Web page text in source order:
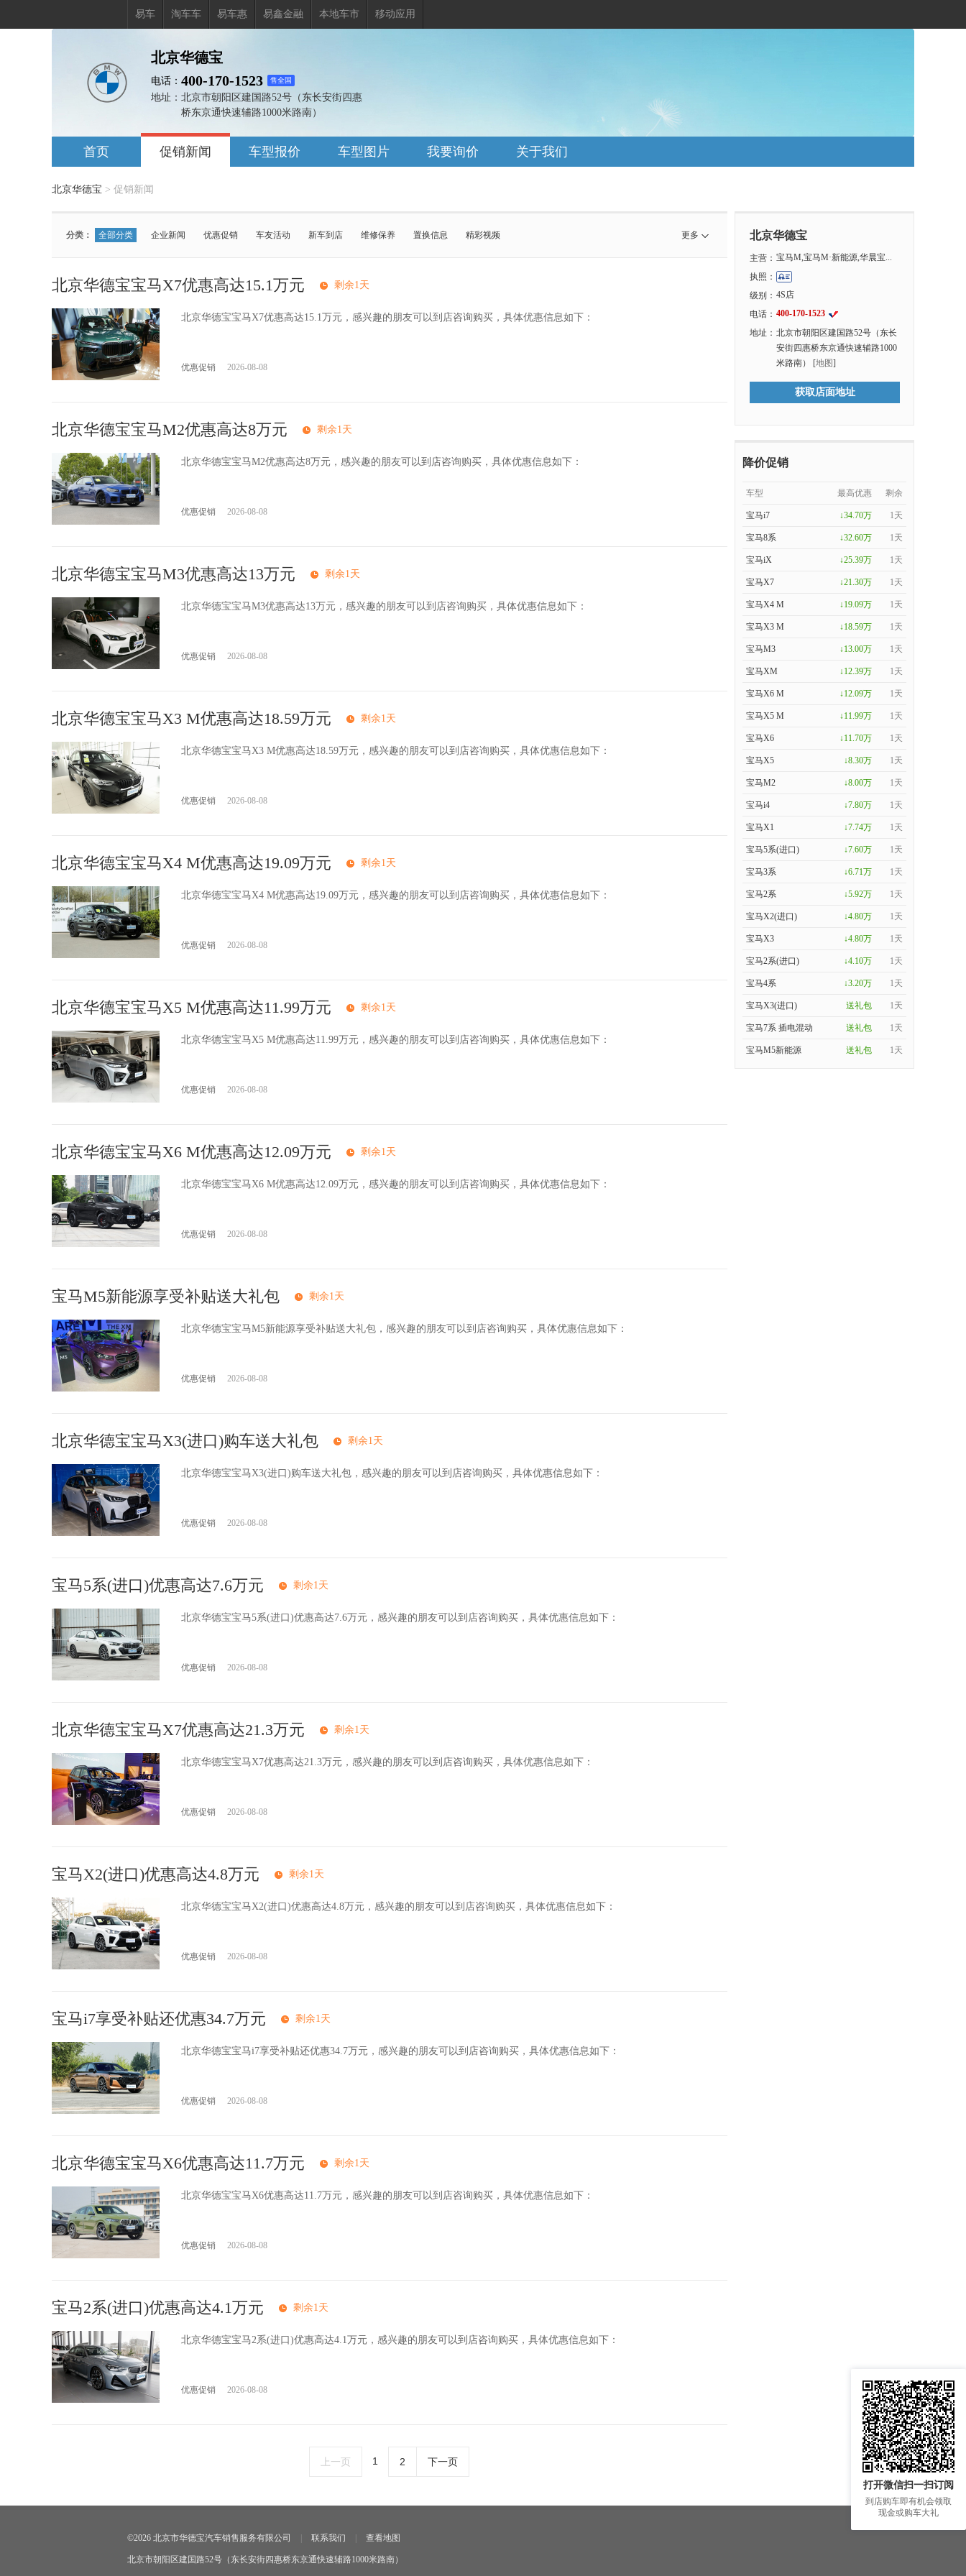
易车 淘车车 易车惠 易鑫金融 本地车市 移动应用
北京华德宝
电话： 400-170-1523 售全国
地址： 北京市朝阳区建国路52号（东长安街四惠
桥东京通快速辅路1000米路南）
打开微信扫一扫订阅
到店购车即有机会领取
现金或购车大礼
首页 促销新闻 车型报价 车型图片 我要询价 关于我们
北京华德宝 > 促销新闻
更多
分类： 全部分类 企业新闻 优惠促销 车友活动 新车到店 维修保养 置换信息 精彩视频
宝马M5新能源 宝马X3(进口) 宝马5系(进口) 宝马X2(进口)
宝马2系(进口)
宝马7系 插电混动
北京华德宝宝马X7优惠高达15.1万元 剩余1天
北京华德宝宝马X7优惠高达15.1万元，感兴趣的朋友可以到店咨询购买，具体优惠信息如下：
优惠促销 2026-08-08
北京华德宝宝马M2优惠高达8万元 剩余1天
北京华德宝宝马M2优惠高达8万元，感兴趣的朋友可以到店咨询购买，具体优惠信息如下：
优惠促销 2026-08-08
北京华德宝宝马M3优惠高达13万元 剩余1天
北京华德宝宝马M3优惠高达13万元，感兴趣的朋友可以到店咨询购买，具体优惠信息如下：
优惠促销 2026-08-08
北京华德宝宝马X3 M优惠高达18.59万元 剩余1天
北京华德宝宝马X3 M优惠高达18.59万元，感兴趣的朋友可以到店咨询购买，具体优惠信息如下：
优惠促销 2026-08-08
北京华德宝宝马X4 M优惠高达19.09万元 剩余1天
北京华德宝宝马X4 M优惠高达19.09万元，感兴趣的朋友可以到店咨询购买，具体优惠信息如下：
优惠促销 2026-08-08
北京华德宝宝马X5 M优惠高达11.99万元 剩余1天
北京华德宝宝马X5 M优惠高达11.99万元，感兴趣的朋友可以到店咨询购买，具体优惠信息如下：
优惠促销 2026-08-08
北京华德宝宝马X6 M优惠高达12.09万元 剩余1天
北京华德宝宝马X6 M优惠高达12.09万元，感兴趣的朋友可以到店咨询购买，具体优惠信息如下：
优惠促销 2026-08-08
宝马M5新能源享受补贴送大礼包 剩余1天
北京华德宝宝马M5新能源享受补贴送大礼包，感兴趣的朋友可以到店咨询购买，具体优惠信息如下：
优惠促销 2026-08-08
北京华德宝宝马X3(进口)购车送大礼包 剩余1天
北京华德宝宝马X3(进口)购车送大礼包，感兴趣的朋友可以到店咨询购买，具体优惠信息如下：
优惠促销 2026-08-08
宝马5系(进口)优惠高达7.6万元 剩余1天
北京华德宝宝马5系(进口)优惠高达7.6万元，感兴趣的朋友可以到店咨询购买，具体优惠信息如下：
优惠促销 2026-08-08
北京华德宝宝马X7优惠高达21.3万元 剩余1天
北京华德宝宝马X7优惠高达21.3万元，感兴趣的朋友可以到店咨询购买，具体优惠信息如下：
优惠促销 2026-08-08
宝马X2(进口)优惠高达4.8万元 剩余1天
北京华德宝宝马X2(进口)优惠高达4.8万元，感兴趣的朋友可以到店咨询购买，具体优惠信息如下：
优惠促销 2026-08-08
宝马i7享受补贴还优惠34.7万元 剩余1天
北京华德宝宝马i7享受补贴还优惠34.7万元，感兴趣的朋友可以到店咨询购买，具体优惠信息如下：
优惠促销 2026-08-08
北京华德宝宝马X6优惠高达11.7万元 剩余1天
北京华德宝宝马X6优惠高达11.7万元，感兴趣的朋友可以到店咨询购买，具体优惠信息如下：
优惠促销 2026-08-08
宝马2系(进口)优惠高达4.1万元 剩余1天
北京华德宝宝马2系(进口)优惠高达4.1万元，感兴趣的朋友可以到店咨询购买，具体优惠信息如下：
优惠促销 2026-08-08
上一页 1 2 下一页
北京华德宝
主营： 宝马M,宝马M·新能源,华晨宝...
执照：
级别： 4S店
电话： 400-170-1523
地址： 北京市朝阳区建国路52号（东长
安街四惠桥东京通快速辅路1000
米路南） [地图]
获取店面地址
降价促销
车型 最高优惠 剩余
宝马i7 ↓34.70万 1天
宝马8系 ↓32.60万 1天
宝马iX ↓25.39万 1天
宝马X7 ↓21.30万 1天
宝马X4 M ↓19.09万 1天
宝马X3 M ↓18.59万 1天
宝马M3 ↓13.00万 1天
宝马XM ↓12.39万 1天
宝马X6 M ↓12.09万 1天
宝马X5 M ↓11.99万 1天
宝马X6 ↓11.70万 1天
宝马X5 ↓8.30万 1天
宝马M2 ↓8.00万 1天
宝马i4 ↓7.80万 1天
宝马X1 ↓7.74万 1天
宝马5系(进口) ↓7.60万 1天
宝马3系 ↓6.71万 1天
宝马2系 ↓5.92万 1天
宝马X2(进口) ↓4.80万 1天
宝马X3 ↓4.80万 1天
宝马2系(进口) ↓4.10万 1天
宝马4系 ↓3.20万 1天
宝马X3(进口) 送礼包 1天
宝马7系 插电混动 送礼包 1天
宝马M5新能源 送礼包 1天
©2026 北京市华德宝汽车销售服务有限公司 联系我们 查看地图
北京市朝阳区建国路52号（东长安街四惠桥东京通快速辅路1000米路南）